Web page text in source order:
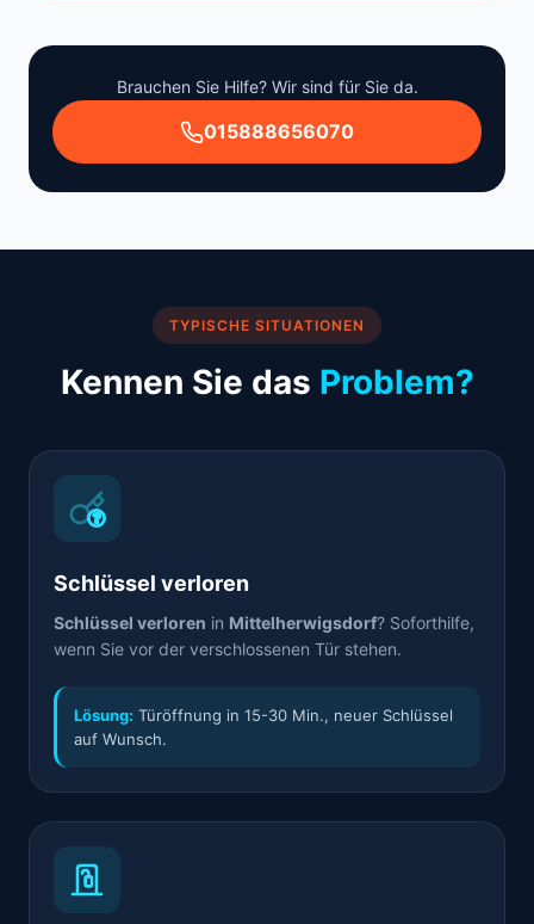
Brauchen Sie Hilfe? Wir sind für Sie da.
015888656070
TYPISCHE SITUATIONEN
Kennen Sie das Problem?
Schlüssel verloren
Schlüssel verloren in Mittelherwigsdorf? Soforthilfe,
wenn Sie vor der verschlossenen Tür stehen.
Lösung: Türöffnung in 15-30 Min., neuer Schlüssel
auf Wunsch.